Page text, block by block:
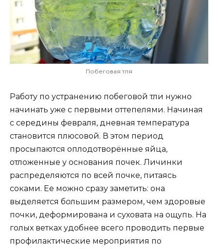
Побеговая тля
Работу по устранению побеговой тли нужно
начинать уже с первыми оттепелями. Начиная
с середины февраля, дневная температура
становится плюсовой. В этом период
просыпаются оплодотворённые яйца,
отложенные у основания почек. Личинки
распределяются по всей почке, питаясь
соками. Ее можно сразу заметить: она
выделяется большим размером, чем здоровые
почки, деформирована и суховата на ощупь. На
голых ветках удобнее всего проводить первые
профилактические мероприятия по